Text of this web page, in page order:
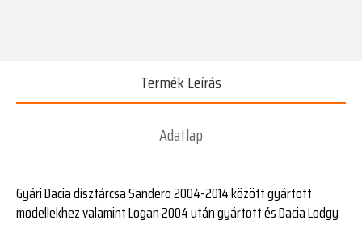
Termék Leírás
Adatlap
Gyári Dacia dísztárcsa Sandero 2004-2014 között gyártott
modellekhez valamint Logan 2004 után gyártott és Dacia Lodgy